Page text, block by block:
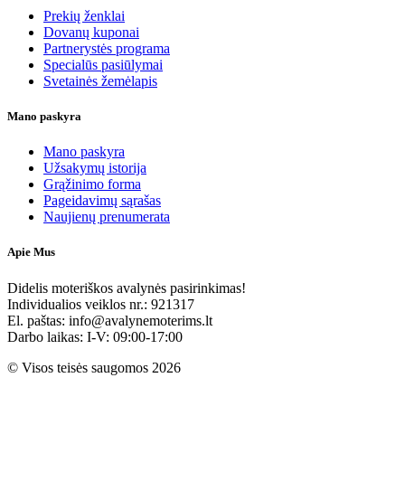
Prekių ženklai
Dovanų kuponai
Partnerystės programa
Specialūs pasiūlymai
Svetainės žemėlapis
Mano paskyra
Mano paskyra
Užsakymų istorija
Grąžinimo forma
Pageidavimų sąrašas
Naujienų prenumerata
Apie Mus
Didelis moteriškos avalynės pasirinkimas!
Individualios veiklos nr.: 921317
El. paštas: info@avalynemoterims.lt
Darbo laikas: I-V: 09:00-17:00
© Visos teisės saugomos 2026